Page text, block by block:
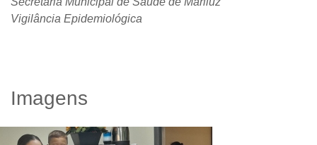
Vigilância Epidemiológica
Imagens